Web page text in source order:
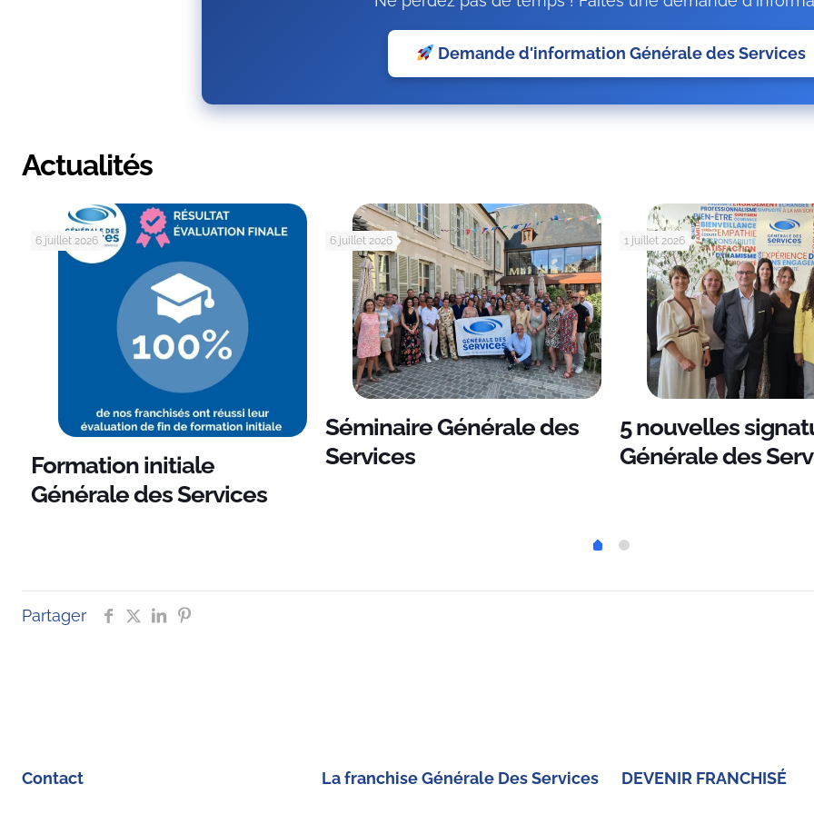
Demande d'information Générale des Services
Actualités
6 juillet 2026
Formation initiale
Générale des Services
6 juillet 2026
Séminaire Générale des
Services
1 juillet 2026
5 nouvelles
Générale des
Partager
Contact La franchise Générale Des Services DEVENIR FRANCHISÉ